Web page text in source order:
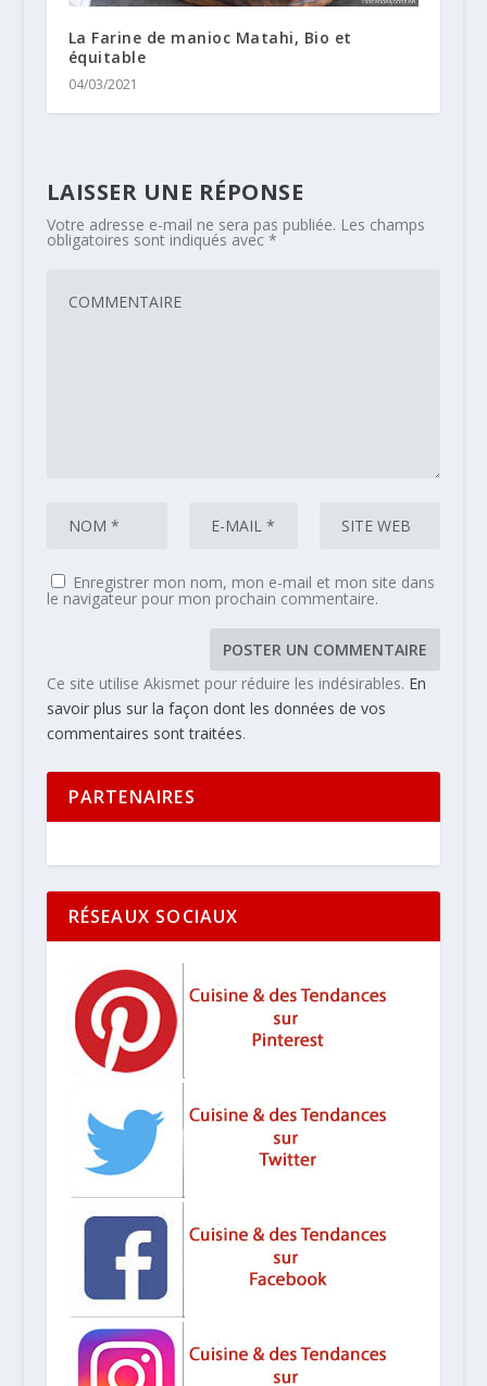
La Farine de manioc Matahi, Bio et
équitable
04/03/2021
LAISSER UNE RÉPONSE
Votre adresse e-mail ne sera pas publiée. Les champs
obligatoires sont indiqués avec *
Enregistrer mon nom, mon e-mail et mon site dans
le navigateur pour mon prochain commentaire.
Ce site utilise Akismet pour réduire les indésirables. En
savoir plus sur la façon dont les données de vos
commentaires sont traitées.
PARTENAIRES
RÉSEAUX SOCIAUX